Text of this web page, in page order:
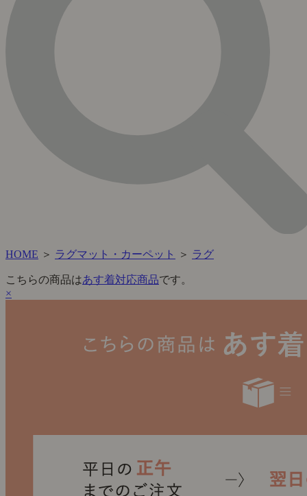
HOME ＞ ラグマット・カーペット ＞ ラグ
こちらの商品はあす着対応商品です。
×